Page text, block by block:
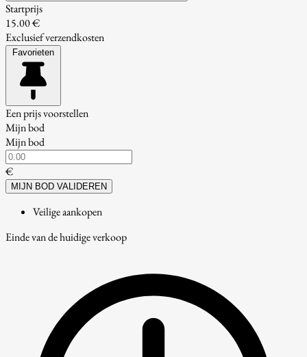
Startprijs
15.00 €
Exclusief verzendkosten
Favorieten
Een prijs voorstellen
Mijn bod
Mijn bod
€
MIJN BOD VALIDEREN
Veilige aankopen
Einde van de huidige verkoop